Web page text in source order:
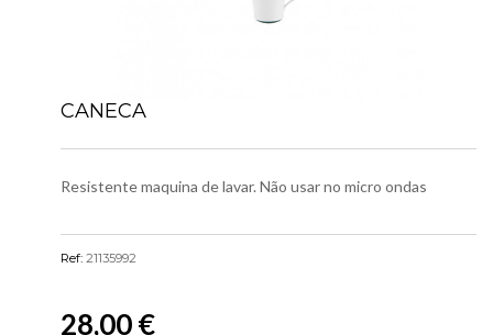
CANECA
Resistente maquina de lavar. Não usar no micro ondas
Ref: 21135992
28,00 €